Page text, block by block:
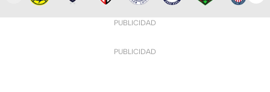
PUBLICIDAD
PUBLICIDAD